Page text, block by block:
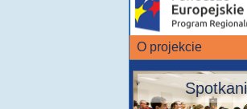
O projekcie